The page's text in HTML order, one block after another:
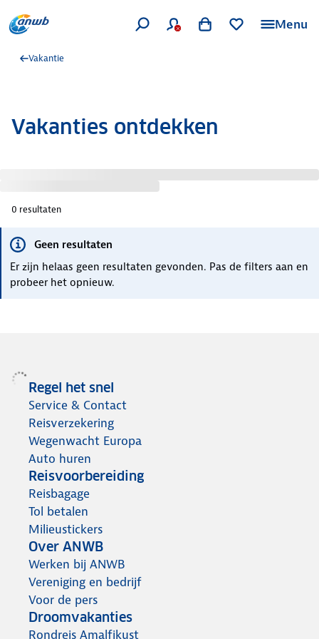
Menu
Vakantie
Vakanties ontdekken
0 resultaten
Geen resultaten
Er zijn helaas geen resultaten gevonden. Pas de filters aan en
probeer het opnieuw.
Regel het snel
Service & Contact
Reisverzekering
Wegenwacht Europa
Auto huren
Reisvoorbereiding
Reisbagage
Tol betalen
Milieustickers
Over ANWB
Werken bij ANWB
Vereniging en bedrijf
Voor de pers
Droomvakanties
Rondreis Amalfikust